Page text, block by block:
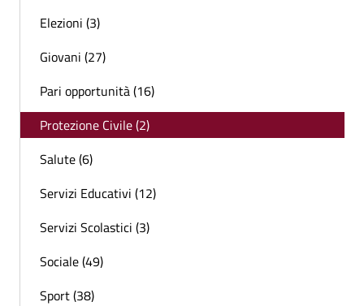
Elezioni (3)
Giovani (27)
Pari opportunità (16)
Protezione Civile (2)
Salute (6)
Servizi Educativi (12)
Servizi Scolastici (3)
Sociale (49)
Sport (38)